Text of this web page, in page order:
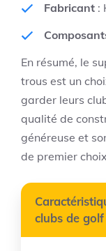
Fabricant :
En résumé, le
trous est un
garder leurs
qualité de
généreuse et
de premier
clubs de